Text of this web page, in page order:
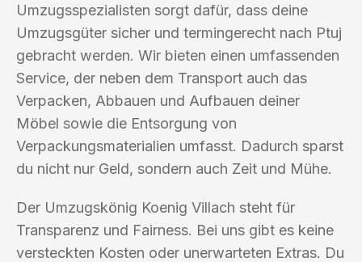
Umzugsspezialisten sorgt dafür, dass deine
Umzugsgüter sicher und termingerecht nach Ptuj
gebracht werden. Wir bieten einen umfassenden
Service, der neben dem Transport auch das
Verpacken, Abbauen und Aufbauen deiner
Möbel sowie die Entsorgung von
Verpackungsmaterialien umfasst. Dadurch sparst
du nicht nur Geld, sondern auch Zeit und Mühe.
Der Umzugskönig Koenig Villach steht für
Transparenz und Fairness. Bei uns gibt es keine
versteckten Kosten oder unerwarteten Extras. Du